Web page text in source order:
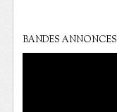
BANDES ANNONCES